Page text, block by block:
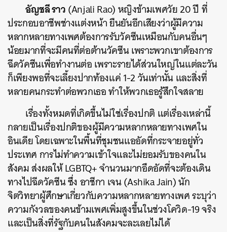
อัญชลี ราว(Anjali Rao) หญิงข้ามเพศวัย 20 ปี ที่
ประกอบอาชีพช่างแต่งหน้า ยืนยันอีกเสียงว่าผู้มีความ
หลากหลายทางเพศต้องการรับวัคซีนเหมือนกับคนอื่นๆ
น้อยมากที่จะมีคนที่ต่อต้านวัคซีน เพราะพวกเขาต้องการ
ฉีดวัคซีนเพื่อทำงานต่อ เพราะรายได้ส่วนใหญ่ในแต่ละวัน
ก็เพียงพอที่จะเลี้ยงปากท้องแค่ 1-2 วันเท่านั้น และสิ่งที่
หลายคนกระทำต่อพวกเธอ ทำให้พวกเธอรู้สึกใจสลาย
เรื่องทั้งหมดที่เกิดขึ้นไม่ใช่เรื่องปกติ แต่เรื่องเหล่านี้
กลายเป็นเรื่องปกติของผู้มีความหลากหลายทางเพศใน
อินเดีย โดยเฉพาะในพื้นที่ชุมชนแออัดที่กระจายอยู่ทั่ว
ประเทศ การไม่ทำความเข้าใจและไม่ยอมรับของคนใน
สังคม ส่งผลให้ LGBTQ+ จำนวนมากอึดอัดที่จะต้องเดิน
ทางไปฉีดวัคซีน ซึ่ง อาชีกา เจน (Ashika Jain) นัก
จิตวิทยาผู้ศึกษาเกี่ยวกับความหลากหลายทางเพศ ระบุว่า
ความกังวลของคนข้ามเพศเพิ่มสูงขึ้นในช่วงโควิด-19 จริง
และเป็นสิ่งที่รัฐกับคนในสังคมจะละเลยไม่ได้